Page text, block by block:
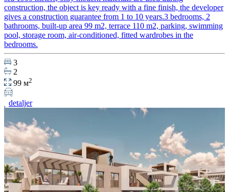
construction, the object is key ready with a fine finish, the developer
gives a construction guarantee from 1 to 10 years.3 bedrooms, 2
bathrooms, built-up area 99 m2, terrace 110 m2, parking, swimming
pool, storage room, air-conditioned, fitted wardrobes in the
bedrooms.
3
2
99 м2
detaljer